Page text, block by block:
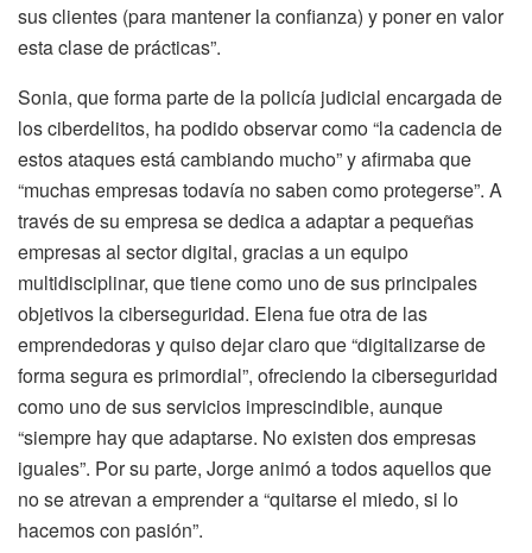
sus clientes (para mantener la confianza) y poner en valor
esta clase de prácticas”.
Sonia, que forma parte de la policía judicial encargada de
los ciberdelitos, ha podido observar como “la cadencia de
estos ataques está cambiando mucho” y afirmaba que
“muchas empresas todavía no saben como protegerse”. A
través de su empresa se dedica a adaptar a pequeñas
empresas al sector digital, gracias a un equipo
multidisciplinar, que tiene como uno de sus principales
objetivos la ciberseguridad. Elena fue otra de las
emprendedoras y quiso dejar claro que “digitalizarse de
forma segura es primordial”, ofreciendo la ciberseguridad
como uno de sus servicios imprescindible, aunque
“siempre hay que adaptarse. No existen dos empresas
iguales”. Por su parte, Jorge animó a todos aquellos que
no se atrevan a emprender a “quitarse el miedo, si lo
hacemos con pasión”.